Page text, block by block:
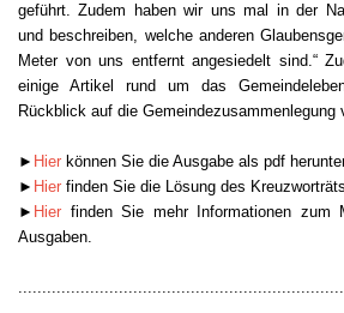
geführt. Zudem haben wir uns mal in der
und beschreiben, welche anderen
Meter von uns entfernt angesiedelt sind.“
einige Artikel rund um das
Rückblick auf die Gemeindezusammenlegung
► Hier können Sie die Ausgabe als pdf
► Hier finden Sie die Lösung des
► Hier finden Sie mehr Informationen zum
Ausgaben.